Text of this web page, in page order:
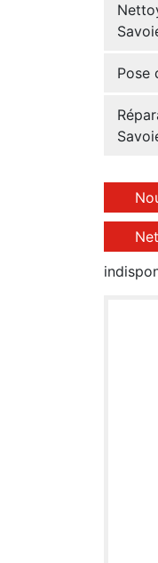
Pose